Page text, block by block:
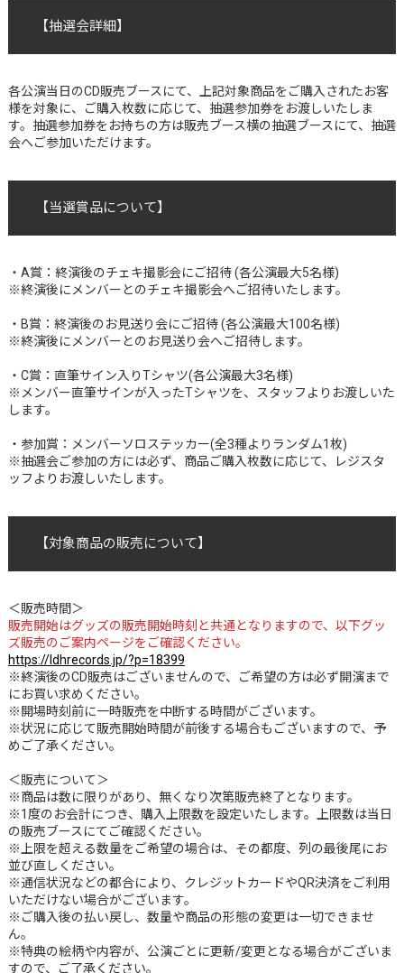
【抽選会詳細】
各公演当日のCD販売ブースにて、上記対象商品をご購入されたお客
様を対象に、ご購入枚数に応じて、抽選参加券をお渡しいたしま
す。抽選参加券をお持ちの方は販売ブース横の抽選ブースにて、抽選
会へご参加いただけます。
【当選賞品について】
・A賞：終演後のチェキ撮影会にご招待 (各公演最大5名様)
※終演後にメンバーとのチェキ撮影会へご招待いたします。
・B賞：終演後のお見送り会にご招待 (各公演最大100名様)
※終演後にメンバーとのお見送り会へご招待します。
・C賞：直筆サイン入りTシャツ(各公演最大3名様)
※メンバー直筆サインが入ったTシャツを、スタッフよりお渡しいた
します。
・参加賞：メンバーソロステッカー(全3種よりランダム1枚)
※抽選会ご参加の方には必ず、商品ご購入枚数に応じて、レジスタ
ッフよりお渡しいたします。
【対象商品の販売について】
＜販売時間＞
販売開始はグッズの販売開始時刻と共通となりますので、以下グッ
ズ販売のご案内ページをご確認ください。
https://ldhrecords.jp/?p=18399
※終演後のCD販売はございませんので、ご希望の方は必ず開演まで
にお買い求めください。
※開場時刻前に一時販売を中断する時間がございます。
※状況に応じて販売開始時間が前後する場合もございますので、予
めご了承ください。
＜販売について＞
※商品は数に限りがあり、無くなり次第販売終了となります。
※1度のお会計につき、購入上限数を設定いたします。上限数は当日
の販売ブースにてご確認ください。
※上限を超える数量をご希望の場合は、その都度、列の最後尾にお
並び直しください。
※通信状況などの都合により、クレジットカードやQR決済をご利用
いただけない場合がございます。
※ご購入後の払い戻し、数量や商品の形態の変更は一切できませ
ん。
※特典の絵柄や内容が、公演ごとに更新/変更となる場合がございま
すので、ご了承ください。